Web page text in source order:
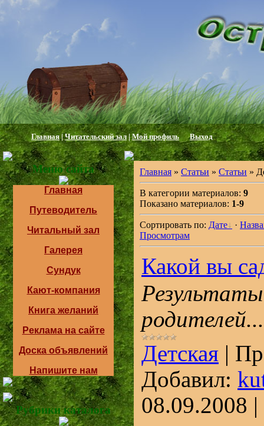
Главная |Читательский зал|Мой профиль Выход
Меню сайта
Главная
Путеводитель
Читальный зал
Галерея
Сундук
Кают-компания
Книга желаний
Реклама на сайте
Доска объявлений
Напишите нам
Рубрики каталога
Главная » Статьи » Статьи »
В категории материалов: 9
Показано материалов: 1-9
Сортировать по: Дате ·
Просмотрам
Какой вы
Детская |
Добавил:
08.09.2008 |